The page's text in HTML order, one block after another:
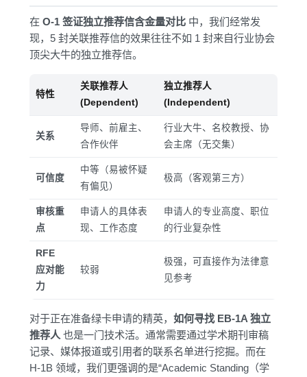
在 O-1 签证独立推荐信含金量对比中，我们经常发
现，5 封关联推荐信的效果往往不如 1 封来自行业协会
顶尖大牛的独立推荐信。
特性
关联推荐人
(Dependent)
独立推荐人
(Independent)
关系
导师、前雇主、
合作伙伴
行业大牛、名校教授、协
会主席（无交集）
可信度
中等（易被怀疑
有偏见）
极高（客观第三方）
审核重
点
申请人的具体表
现、工作态度
申请人的专业高度、职位
的行业复杂性
RFE
应对能
力
较弱
极强，可直接作为法律意
见参考
对于正在准备绿卡申请的精英， 如何寻找 EB-1A 独立
推荐人 也是一门技术活。通常需要通过学术期刊审稿
记录、媒体报道或引用者的联系名单进行挖掘。而在
H-1B 领域，我们更强调的是“Academic Standing（学